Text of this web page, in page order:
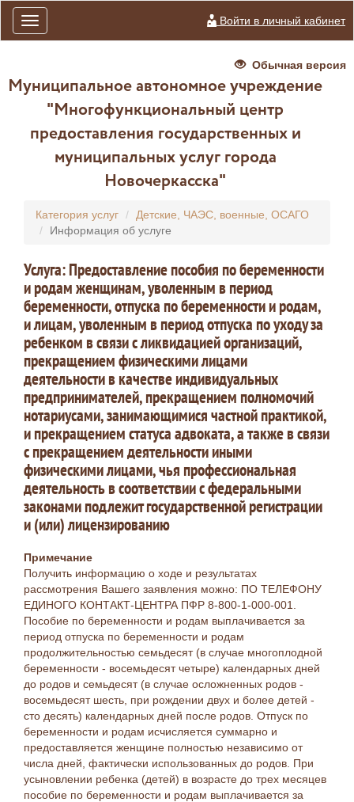
Toggle
navigation
Войти в личный кабинет
Обычная версия
Муниципальное автономное учреждение
"Многофункциональный центр
предоставления государственных и
муниципальных услуг города
Новочеркасска"
Категория услуг
Детские, ЧАЭС, военные, ОСАГО
Информация об услуге
Услуга: Предоставление пособия по беременности
и родам женщинам, уволенным в период
беременности, отпуска по беременности и родам,
и лицам, уволенным в период отпуска по уходу за
ребенком в связи с ликвидацией организаций,
прекращением физическими лицами
деятельности в качестве индивидуальных
предпринимателей, прекращением полномочий
нотариусами, занимающимися частной практикой,
и прекращением статуса адвоката, а также в связи
с прекращением деятельности иными
физическими лицами, чья профессиональная
деятельность в соответствии с федеральными
законами подлежит государственной регистрации
и (или) лицензированию
Примечание
Получить информацию о ходе и результатах
рассмотрения Вашего заявления можно: ПО ТЕЛЕФОНУ
ЕДИНОГО КОНТАКТ-ЦЕНТРА ПФР 8-800-1-000-001.
Пособие по беременности и родам выплачивается за
период отпуска по беременности и родам
продолжительностью семьдесят (в случае многоплодной
беременности - восемьдесят четыре) календарных дней
до родов и семьдесят (в случае осложненных родов -
восемьдесят шесть, при рождении двух и более детей -
сто десять) календарных дней после родов. Отпуск по
беременности и родам исчисляется суммарно и
предоставляется женщине полностью независимо от
числа дней, фактически использованных до родов. При
усыновлении ребенка (детей) в возрасте до трех месяцев
пособие по беременности и родам выплачивается за